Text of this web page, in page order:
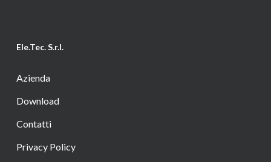
Ele.Tec. S.r.l.
Azienda
Download
Contatti
Privacy Policy